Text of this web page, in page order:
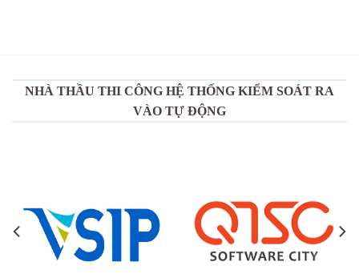
NHÀ THẦU THI CÔNG HỆ THỐNG KIỂM SOÁT RA
VÀO TỰ ĐỘNG